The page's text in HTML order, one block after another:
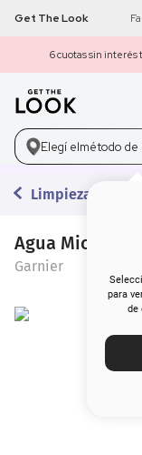
Get The Look
6 cuotas sin interés
Buscar
Elegí elmétodo de
para
de
Limpieza
Agua Micelar
Garnier
get the look
máscara pestañas
3. loreal
4. brochas
6.